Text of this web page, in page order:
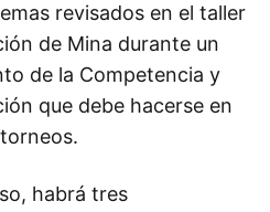
revisados en el taller
de Mina durante un
de la Competencia y
que debe hacerse en
habrá tres